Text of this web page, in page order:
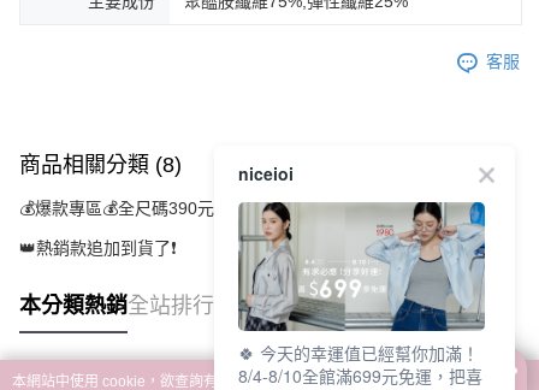
客服
商品相關分類 (8) 查看全部
💰爆款專區💰全尺碼390元起
👑熱銷款追加到貨了❗
本分類熱銷全站排行
本網站中使用 cookie，欲查詢有關本網站使用 cookie 方式之詳情，及若您不希
niceioi
🍀 今天的幸運值已經幫你加滿！
8/4-8/10全館滿699元免運，把喜